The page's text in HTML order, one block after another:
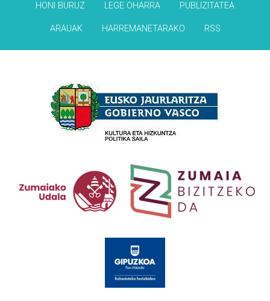
HONI BURUZ LEGE OHARRA PUBLIZITATEA
ARAUAK HARREMANETARAKO RSS